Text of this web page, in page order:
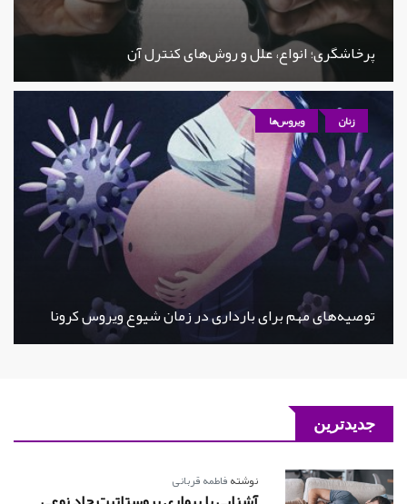
پرخاشگری؛ انواع، علل و روش‌های کنترل آن
زنان ویروس‌ها
توصیه‌های مهم برای بارداری در زمان شیوع ویروس کرونا
جدیدترین
نوشتهفاطمه قربانی